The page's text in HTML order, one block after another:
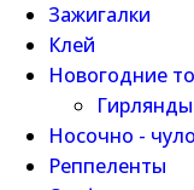
Зажигалки
Клей
Новогодние
Носочно -
Реппеленты